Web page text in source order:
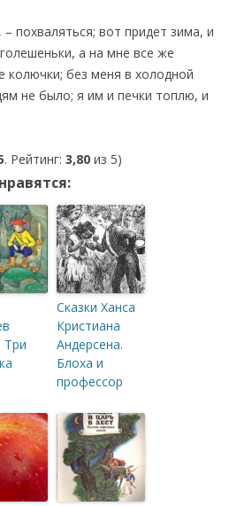
похваляться; вот придет зима, и
а на мне все же
колючки; без меня в холодной
не было; я им и печки топлю, и
. Рейтинг: 3,80 из 5)
Три
Сказки Ханса
Кристиана
Андерсена.
Блоха и
профессор